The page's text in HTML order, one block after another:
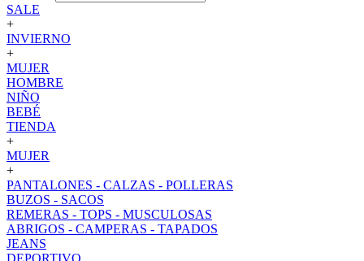
SALE
+
INVIERNO
+
MUJER
HOMBRE
NIÑO
BEBÉ
TIENDA
+
MUJER
+
PANTALONES - CALZAS - POLLERAS
BUZOS - SACOS
REMERAS - TOPS - MUSCULOSAS
ABRIGOS - CAMPERAS - TAPADOS
JEANS
DEPORTIVO